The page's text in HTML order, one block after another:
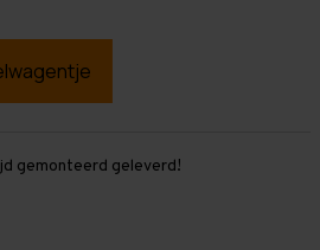
gemonteerd geleverd!